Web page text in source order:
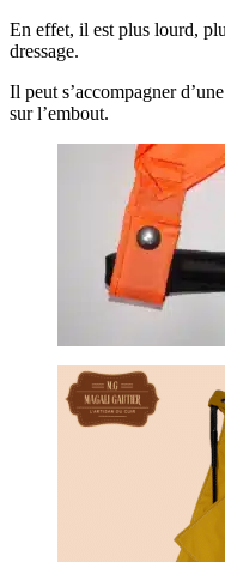
En effet, il est plus lourd,
dressage.
Il peut s’accompagner d’une
sur l’embout.